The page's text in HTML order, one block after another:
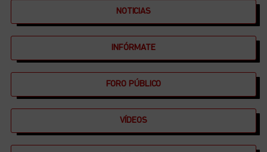
NOTICIAS
INFÓRMATE
FORO PÚBLICO
VÍDEOS